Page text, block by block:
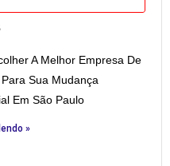
A Melhor Empresa De
Sua Mudança
Em São Paulo
»